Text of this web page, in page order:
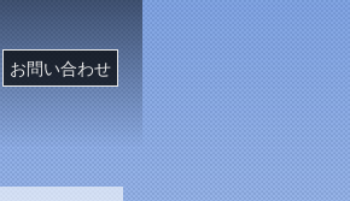
お問い合わせ